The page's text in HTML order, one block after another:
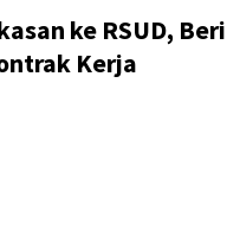
ke RSUD, Beri
Kerja